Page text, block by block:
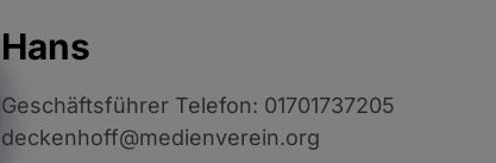
Hans
Geschäftsführer Telefon: 01701737205
deckenhoff@medienverein.org